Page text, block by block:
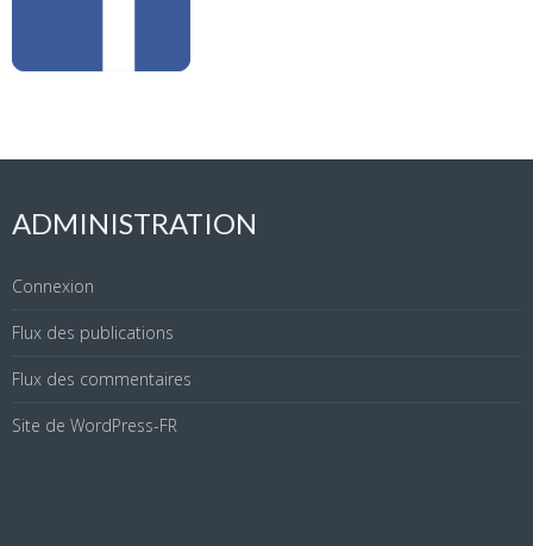
ADMINISTRATION
Connexion
Flux des publications
Flux des commentaires
Site de WordPress-FR